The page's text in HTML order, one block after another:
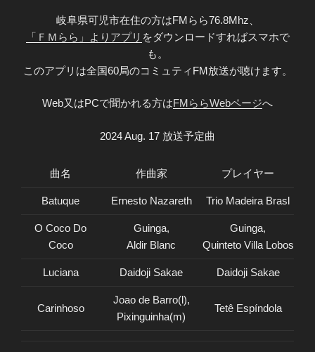
岐阜県可児市在住の方はFMらら76.8Mhz、
「ＦＭらら」よりアプリ をダウンロードすればスマホで
も。
このアプリは全国60局のコミュティFM放送が聴けます。
Web又はPCで聞かれる方はFMららWebページへ
2024 Aug. 17 放送予定曲
曲名 作曲家 プレイヤー
Batuque Ernesto Nazareth Trio Madeira Brasl
O Coco Do
Coco
Guinga,
Aldir Blanc
Guinga,
Quinteto Villa Lobos
Luciana Daidoji Sakae Daidoji Sakae
Carinhoso
Joao de Barro(l),
Pixinguinha(m)
Tetê Espíndola